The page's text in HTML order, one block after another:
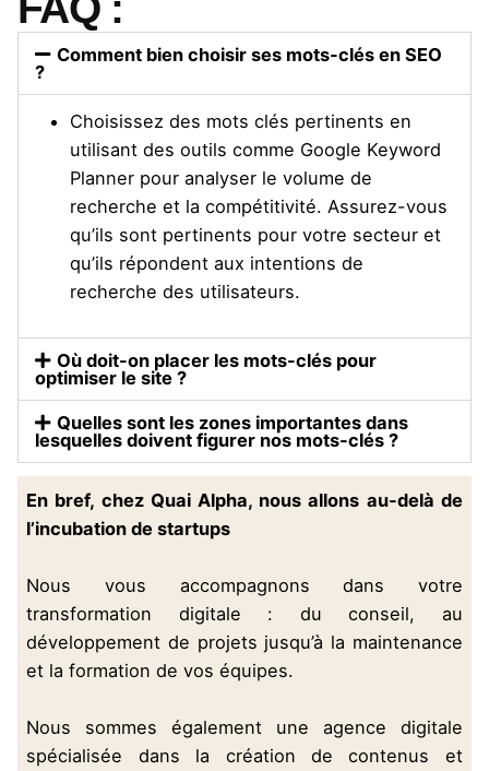
Comment bien choisir ses mots-clés en SEO
?
Choisissez des mots clés pertinents en
utilisant des outils comme Google Keyword
Planner pour analyser le volume de
recherche et la compétitivité. Assurez-vous
qu’ils sont pertinents pour votre secteur et
qu’ils répondent aux intentions de
recherche des utilisateurs.
Où doit-on placer les mots-clés pour
optimiser le site ?
Quelles sont les zones importantes dans
lesquelles doivent figurer nos mots-clés ?
En bref, chez Quai Alpha, nous allons au-delà de
l’incubation de startups
Nous vous accompagnons dans votre
transformation digitale : du conseil, au
développement de projets jusqu’à la maintenance
et la formation de vos équipes.
Nous sommes également une agence digitale
spécialisée dans la création de contenus et